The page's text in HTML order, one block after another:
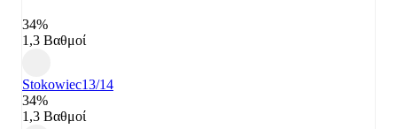
34%
1,3 Βαθμοί
Stokowiec13/14
34%
1,3 Βαθμοί